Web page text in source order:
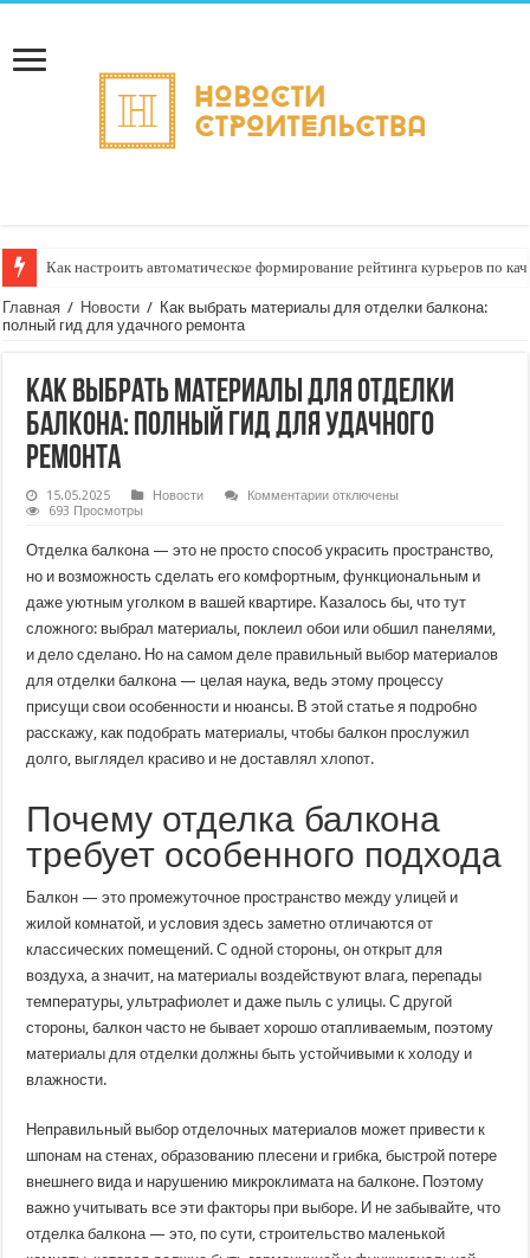
Как настроить автоматическое формирование рейтинга курьеров по
Главная / Новости / Как выбрать материалы для отделки балкона:
полный гид для удачного ремонта
Как выбрать материалы для отделки
балкона: полный гид для удачного
ремонта
15.05.2025 Новости Комментариик
материалы
для
отделки
балкона:
гид
для
удачного
ремонта
отключены
693 Просмотры
Отделка балкона — это не просто способ украсить пространство,
но и возможность сделать его комфортным, функциональным и
даже уютным уголком в вашей квартире. Казалось бы, что тут
сложного: выбрал материалы, поклеил обои или обшил панелями,
и дело сделано. Но на самом деле правильный выбор материалов
для отделки балкона — целая наука, ведь этому процессу
присущи свои особенности и нюансы. В этой статье я подробно
расскажу, как подобрать материалы, чтобы балкон прослужил
долго, выглядел красиво и не доставлял хлопот.
Почему отделка балкона
требует особенного подхода
Балкон — это промежуточное пространство между улицей и
жилой комнатой, и условия здесь заметно отличаются от
классических помещений. С одной стороны, он открыт для
воздуха, а значит, на материалы воздействуют влага, перепады
температуры, ультрафиолет и даже пыль с улицы. С другой
стороны, балкон часто не бывает хорошо отапливаемым, поэтому
материалы для отделки должны быть устойчивыми к холоду и
влажности.
Неправильный выбор отделочных материалов может привести к
шпонам на стенах, образованию плесени и грибка, быстрой потере
внешнего вида и нарушению микроклимата на балконе. Поэтому
важно учитывать все эти факторы при выборе. И не забывайте, что
отделка балкона — это, по сути, строительство маленькой